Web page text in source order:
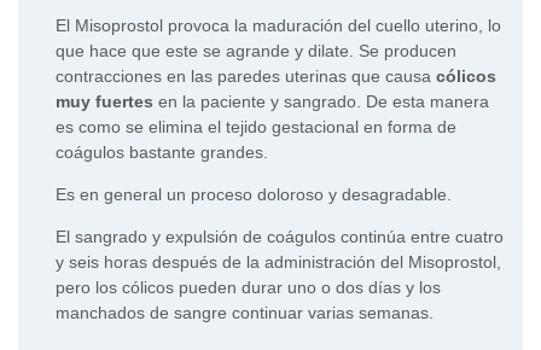
El Misoprostol provoca la maduración del cuello uterino, lo
que hace que este se agrande y dilate. Se producen
contracciones en las paredes uterinas que causa cólicos
muy fuertes en la paciente y sangrado. De esta manera
es como se elimina el tejido gestacional en forma de
coágulos bastante grandes.
Es en general un proceso doloroso y desagradable.
El sangrado y expulsión de coágulos continúa entre cuatro
y seis horas después de la administración del Misoprostol,
pero los cólicos pueden durar uno o dos días y los
manchados de sangre continuar varias semanas.